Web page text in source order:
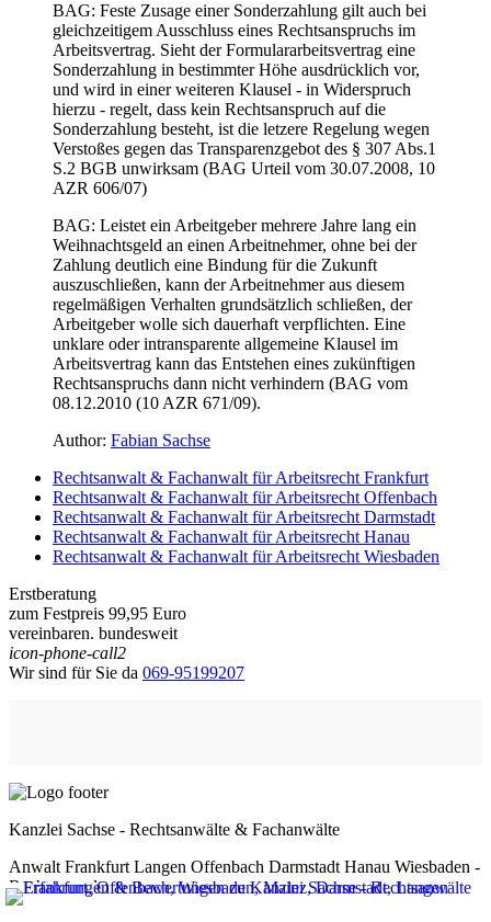
BAG: Feste Zusage einer Sonderzahlung gilt auch bei
gleichzeitigem Ausschluss eines Rechtsanspruchs im
Arbeitsvertrag. Sieht der Formulararbeitsvertrag eine
Sonderzahlung in bestimmter Höhe ausdrücklich vor,
und wird in einer weiteren Klausel - in Widerspruch
hierzu - regelt, dass kein Rechtsanspruch auf die
Sonderzahlung besteht, ist die letzere Regelung wegen
Verstoßes gegen das Transparenzgebot des § 307 Abs.1
S.2 BGB unwirksam (BAG Urteil vom 30.07.2008, 10
AZR 606/07)
BAG: Leistet ein Arbeitgeber mehrere Jahre lang ein
Weihnachtsgeld an einen Arbeitnehmer, ohne bei der
Zahlung deutlich eine Bindung für die Zukunft
auszuschließen, kann der Arbeitnehmer aus diesem
regelmäßigen Verhalten grundsätzlich schließen, der
Arbeitgeber wolle sich dauerhaft verpflichten. Eine
unklare oder intransparente allgemeine Klausel im
Arbeitsvertrag kann das Entstehen eines zukünftigen
Rechtsanspruchs dann nicht verhindern (BAG vom
08.12.2010 (10 AZR 671/09).
Author: Fabian Sachse
Rechtsanwalt & Fachanwalt für Arbeitsrecht Frankfurt
Rechtsanwalt & Fachanwalt für Arbeitsrecht Offenbach
Rechtsanwalt & Fachanwalt für Arbeitsrecht Darmstadt
Rechtsanwalt & Fachanwalt für Arbeitsrecht Hanau
Rechtsanwalt & Fachanwalt für Arbeitsrecht Wiesbaden
Erstberatung
zum Festpreis 99,95 Euro
vereinbaren. bundesweit
icon-phone-call2
Wir sind für Sie da 069-95199207
Kanzlei Sachse - Rechtsanwälte & Fachanwälte
Anwalt Frankfurt Langen Offenbach Darmstadt Hanau Wiesbaden -
Rechtsanwalt